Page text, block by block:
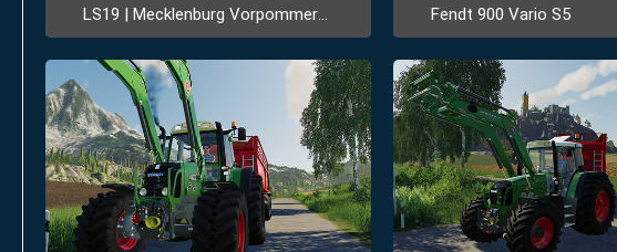
LS19 | Mecklenburg Vorpommern 1.0.0.0 Beta | Mapvorstellung
11. Mai 2019 um 18:55
Fendt 900 Vario S5
8. Mai 2019 um 21:15